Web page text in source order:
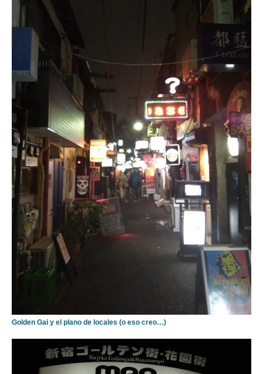
Golden Gai y el plano de locales (o eso creo…)